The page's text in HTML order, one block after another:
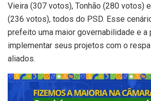
Vieira (307 votos), Tonhão (280 votos)
(236 votos), todos do PSD. Esse
prefeito uma maior governabilidade e
implementar seus projetos com o
aliados.